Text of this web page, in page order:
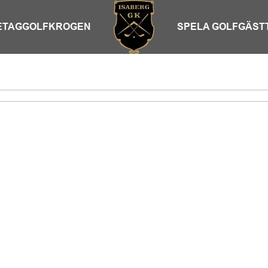
GOLFKROGEN SPELA GOLFGÄST